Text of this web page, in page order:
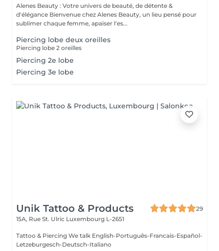
Alenes Beauty : Votre univers de beauté, de détente &
d'élégance Bienvenue chez Alenes Beauty, un lieu pensé pour
sublimer chaque femme, apaiser l'es...
Piercing lobe deux oreilles
Piercing lobe 2 oreilles
Piercing 2e lobe
Piercing 3e lobe
Unik Tattoo & Products
29
15A, Rue St. Ulric Luxembourg L-2651
Tattoo & Piercing We talk English-Português-Francais-Español-
Letzeburgesch-Deutsch-Italiano